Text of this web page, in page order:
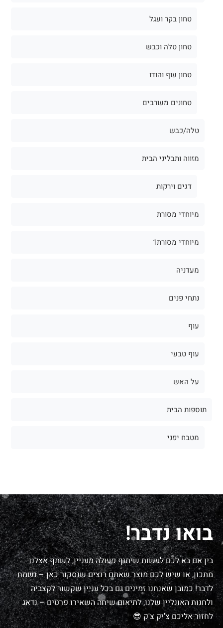
טחון בקר ועגל
טחון טלה וכבש
טחון עוף והודו
טחונים מעורבים
טלה/כבש
מזווה ותבליני הבית
דגים וירקות
מיוחדי מסורת
מיוחדי מסורת1
מעדניה
נתחי פנים
עוף
עוף טבעי
על האש
תוספות הבית
מטבח יפני
בואו נדבר!
בין אם בא לכם לעשות שיתוף פעולה מעניין, לשתף אצלנו
מתכון, או שיש לכם מוצר שאתם רוצים שנסקור כאן – נשמח
לדבר! כמובן שאנחנו זמינים גם בכל עניין שקשור לקצביה
ולחנות האונליין שלנו, לתיאום שיחה השאירו פרטים – נדאג
לחזור אליכם צ'יק צ'ק 😎